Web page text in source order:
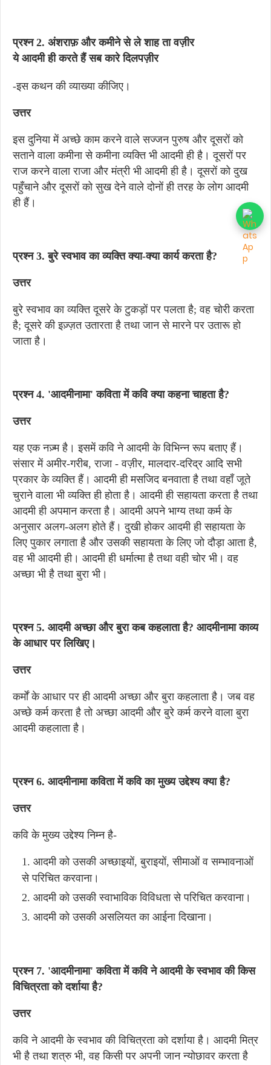
प्रश्न 2. अंशराफ़ और कमीने से ले शाह ता वज़ीर
ये आदमी ही करते हैं सब कारे दिलपज़ीर
-इस कथन की व्याख्या कीजिए।
उत्तर
इस दुनिया में अच्छे काम करने वाले सज्जन पुरुष और दूसरों को
सताने वाला कमीना से कमीना व्यक्ति भी आदमी ही है। दूसरों पर
राज करने वाला राजा और मंत्री भी आदमी ही है। दूसरों को दुख
पहुँचाने और दूसरों को सुख देने वाले दोनों ही तरह के लोग आदमी
ही हैं।
प्रश्न 3. बुरे स्वभाव का व्यक्ति क्या-क्या कार्य करता है?
उत्तर
बुरे स्वभाव का व्यक्ति दूसरे के टुकड़ों पर पलता है; वह चोरी करता
है; दूसरे की इज़्ज़त उतारता है तथा जान से मारने पर उतारू हो
जाता है।
प्रश्न 4. 'आदमीनामा' कविता में कवि क्या कहना चाहता है?
उत्तर
यह एक नज़्म है। इसमें कवि ने आदमी के विभिन्न रूप बताए हैं।
संसार में अमीर-गरीब, राजा - वज़ीर, मालदार-दरिद्र आदि सभी
प्रकार के व्यक्ति हैं। आदमी ही मसजिद बनवाता है तथा वहाँ जूते
चुराने वाला भी व्यक्ति ही होता है। आदमी ही सहायता करता है तथा
आदमी ही अपमान करता है। आदमी अपने भाग्य तथा कर्म के
अनुसार अलग-अलग होते हैं। दुखी होकर आदमी ही सहायता के
लिए पुकार लगाता है और उसकी सहायता के लिए जो दौड़ा आता है,
वह भी आदमी ही। आदमी ही धर्मात्मा है तथा वही चोर भी। वह
अच्छा भी है तथा बुरा भी।
प्रश्न 5. आदमी अच्छा और बुरा कब कहलाता है? आदमीनामा काव्य
के आधार पर लिखिए।
उत्तर
कर्मों के आधार पर ही आदमी अच्छा और बुरा कहलाता है। जब वह
अच्छे कर्म करता है तो अच्छा आदमी और बुरे कर्म करने वाला बुरा
आदमी कहलाता है।
प्रश्न 6. आदमीनामा कविता में कवि का मुख्य उद्देश्य क्या है?
उत्तर
कवि के मुख्य उद्देश्य निम्न है-
आदमी को उसकी अच्छाइयों, बुराइयों, सीमाओं व सम्भावनाओं
से परिचित करवाना।
आदमी को उसकी स्वाभाविक विविधता से परिचित करवाना।
आदमी को उसकी असलियत का आईना दिखाना।
प्रश्न 7. 'आदमीनामा' कविता में कवि ने आदमी के स्वभाव की किस
विचित्रता को दर्शाया है?
उत्तर
कवि ने आदमी के स्वभाव की विचित्रता को दर्शाया है। आदमी मित्र
भी है तथा शत्रु भी, वह किसी पर अपनी जान न्योछावर करता है